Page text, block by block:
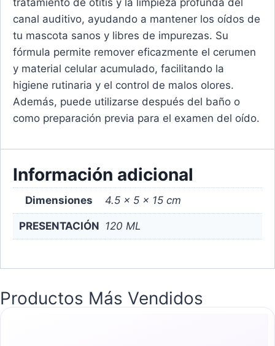
canal auditivo, ayudando a mantener los oídos de
tu mascota sanos y libres de impurezas. Su
fórmula permite remover eficazmente el cerumen
y material celular acumulado, facilitando la
higiene rutinaria y el control de malos olores.
Además, puede utilizarse después del baño o
como preparación previa para el examen del oído.
Información adicional
Dimensiones 4.5 × 5 × 15 cm
PRESENTACIÓN 120 ML
Productos Más Vendidos